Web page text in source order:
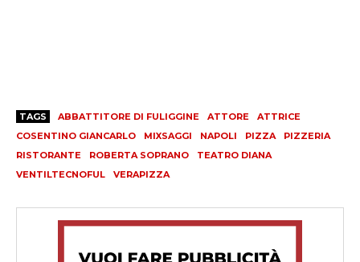
TAGS ABBATTITORE DI FULIGGINE ATTORE
ATTRICE
COSENTINO GIANCARLO
MIXSAGGI NAPOLI PIZZA
PIZZERIA
RISTORANTE
ROBERTA SOPRANO
TEATRO DIANA
VENTILTECNOFUL
VERAPIZZA